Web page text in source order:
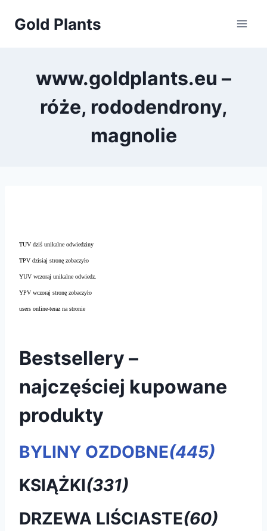
Gold Plants
www.goldplants.eu –
róże, rododendrony,
magnolie
TUV dziś unikalne odwiedziny
TPV dzisiaj stronę zobaczyło
YUV wczoraj unikalne odwiedz.
YPV wczoraj stronę zobaczyło
users online-teraz na stronie
Bestsellery –
najczęściej kupowane
produkty
BYLINY OZDOBNE(445)
KSIĄŻKI(331)
DRZEWA LIŚCIASTE(60)